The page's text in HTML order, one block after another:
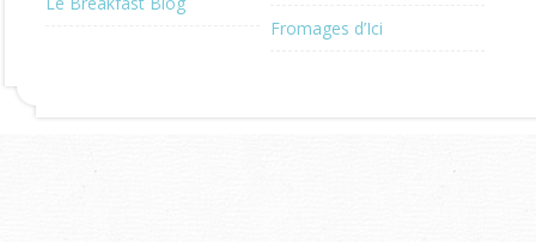
Fromages d’Ici